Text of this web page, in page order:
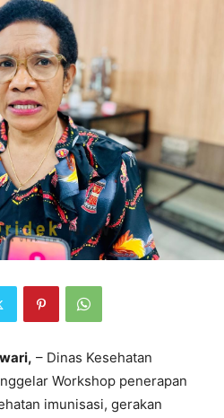
– Dinas Kesehatan
Workshop penerapan
imunisasi, gerakan